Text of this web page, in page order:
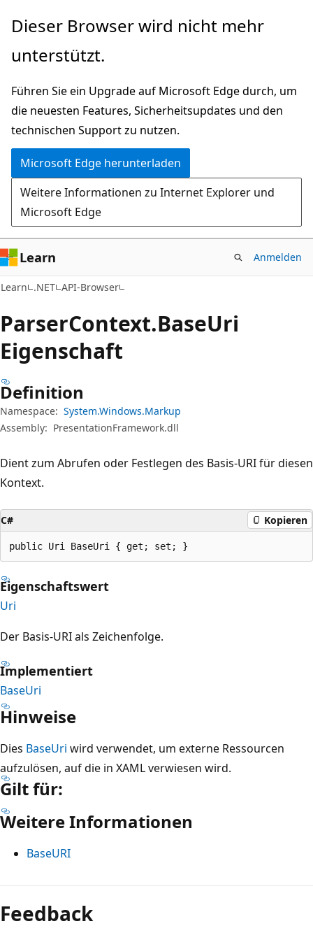
Zu
wechseln
Zur
springen
Dieser Browser wird nicht mehr
unterstützt.
Führen Sie ein Upgrade auf Microsoft Edge durch, um
die neuesten Features, Sicherheitsupdates und den
technischen Support zu nutzen.
Microsoft Edge herunterladen
Weitere Informationen zu Internet Explorer und
Microsoft Edge
Learn Anmelden
Learn .NET API-Browser
ParserContext.BaseUri
Eigenschaft
Definition
Namespace: System.Windows.Markup
Assembly: PresentationFramework.dll
Dient zum Abrufen oder Festlegen des Basis-URI für diesen
Kontext.
C# Kopieren
public Uri BaseUri { get; set; }
Eigenschaftswert
Uri
Der Basis-URI als Zeichenfolge.
Implementiert
BaseUri
Hinweise
Dies BaseUri wird verwendet, um externe Ressourcen
aufzulösen, auf die in XAML verwiesen wird.
Gilt für:
Weitere Informationen
BaseURI
Lesemodus
deaktiviert
Feedback